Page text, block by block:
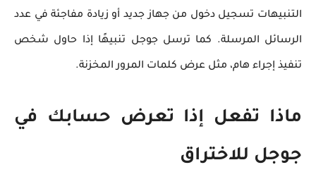
التنبيهات تسجيل دخول من جهاز جديد أو زيادة مفاجئة في عدد
الرسائل المرسلة. كما ترسل جوجل تنبيهًا إذا حاول شخص
تنفيذ إجراء هام، مثل عرض كلمات المرور المخزنة.
ماذا تفعل إذا تعرض حسابك في
جوجل للاختراق